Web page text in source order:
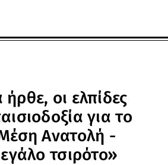
οι ελπίδες
για το
Ανατολή -
τσιρότο»